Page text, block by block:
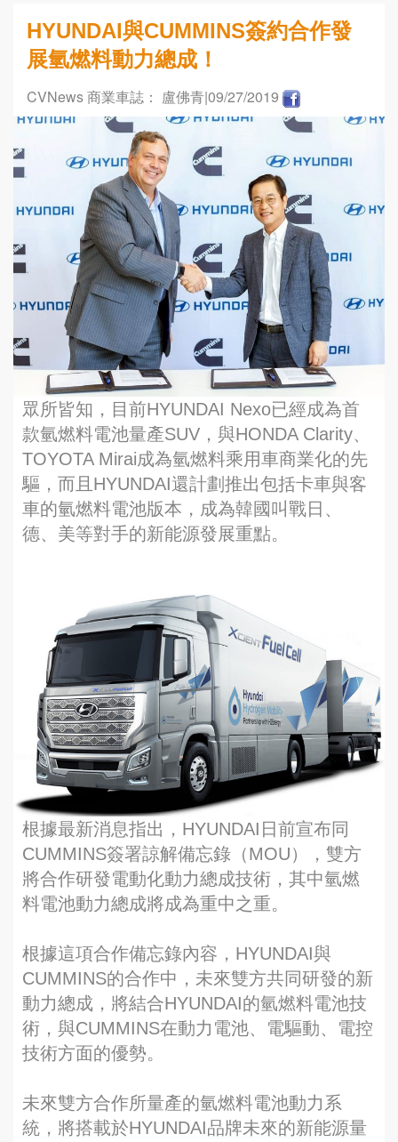
HYUNDAI與CUMMINS簽約合作發
展氫燃料動力總成！
CVNews 商業車誌： 盧佛青|09/27/2019
眾所皆知，目前HYUNDAI Nexo已經成為首
款氫燃料電池量產SUV，與HONDA Clarity、
TOYOTA Mirai成為氫燃料乘用車商業化的先
驅，而且HYUNDAI還計劃推出包括卡車與客
車的氫燃料電池版本，成為韓國叫戰日、
德、美等對手的新能源發展重點。
根據最新消息指出，HYUNDAI日前宣布同
CUMMINS簽署諒解備忘錄（MOU），雙方
將合作研發電動化動力總成技術，其中氫燃
料電池動力總成將成為重中之重。
根據這項合作備忘錄內容，HYUNDAI與
CUMMINS的合作中，未來雙方共同研發的新
動力總成，將結合HYUNDAI的氫燃料電池技
術，與CUMMINS在動力電池、電驅動、電控
技術方面的優勢。
未來雙方合作所量產的氫燃料電池動力系
統，將搭載於HYUNDAI品牌未來的新能源量